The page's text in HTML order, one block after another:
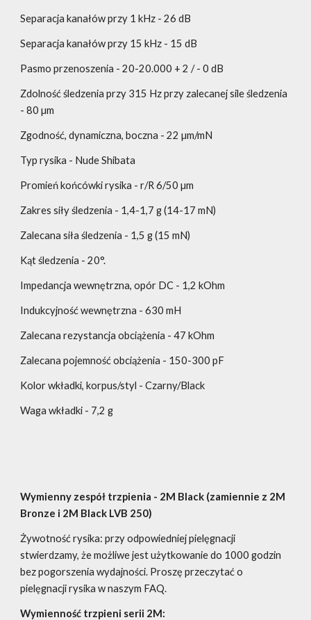
Separacja kanałów przy 1 kHz - 26 dB
Separacja kanałów przy 15 kHz - 15 dB
Pasmo przenoszenia - 20-20.000 + 2 / - 0 dB
Zdolność śledzenia przy 315 Hz przy zalecanej sile śledzenia
- 80 µm
Zgodność, dynamiczna, boczna - 22 µm/mN
Typ rysika - Nude Shibata
Promień końcówki rysika - r/R 6/50 µm
Zakres siły śledzenia - 1,4-1,7 g (14-17 mN)
Zalecana siła śledzenia - 1,5 g (15 mN)
Kąt śledzenia - 20°.
Impedancja wewnętrzna, opór DC - 1,2 kOhm
Indukcyjność wewnętrzna - 630 mH
Zalecana rezystancja obciążenia - 47 kOhm
Zalecana pojemność obciążenia - 150-300 pF
Kolor wkładki, korpus/styl - Czarny/Black
Waga wkładki - 7,2 g
Wymienny zespół trzpienia - 2M Black (zamiennie z 2M
Bronze i 2M Black LVB 250)
Żywotność rysika: przy odpowiedniej pielęgnacji
stwierdzamy, że możliwe jest użytkowanie do 1000 godzin
bez pogorszenia wydajności. Proszę przeczytać o
pielęgnacji rysika w naszym FAQ.
Wymienność trzpieni serii 2M: